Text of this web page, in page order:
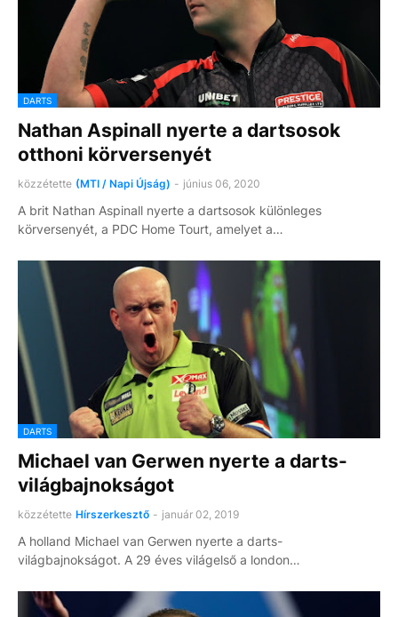
DARTS
Nathan Aspinall nyerte a dartsosok
otthoni körversenyét
közzétette (MTI / Napi Újság) - június 06, 2020
A brit Nathan Aspinall nyerte a dartsosok különleges
körversenyét, a PDC Home Tourt, amelyet a…
DARTS
Michael van Gerwen nyerte a darts-
világbajnokságot
közzétette Hírszerkesztő - január 02, 2019
A holland Michael van Gerwen nyerte a darts-
világbajnokságot. A 29 éves világelső a london…